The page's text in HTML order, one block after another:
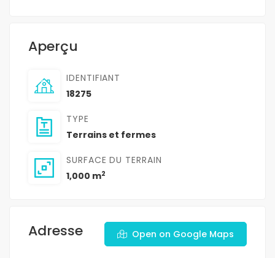
Aperçu
IDENTIFIANT
18275
TYPE
Terrains et fermes
SURFACE DU TERRAIN
1,000 m2
Adresse Open on Google Maps